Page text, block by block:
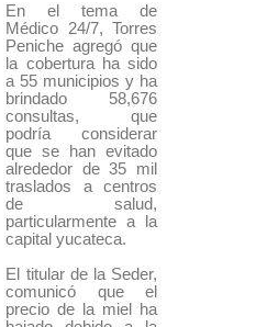
En el tema de
Médico 24/7, Torres
Peniche agregó que
la cobertura ha sido
a 55 municipios y ha
brindado 58,676
consultas, que
podría considerar
que se han evitado
alrededor de 35 mil
traslados a centros
de salud,
particularmente a la
capital yucateca.
El titular de la Seder,
comunicó que el
precio de la miel ha